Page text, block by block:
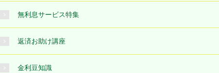
無利息サービス特集
返済お助け講座
金利豆知識